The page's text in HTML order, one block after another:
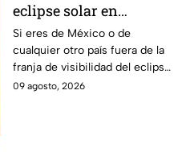
eclipse solar en
México? Todo lo que
debes saber del
fenómeno del 12 de
agosto
Si eres de México o de
cualquier otro país fuera de la
franja de visibilidad del eclipse
solar, la NASA hará una
09 agosto, 2026